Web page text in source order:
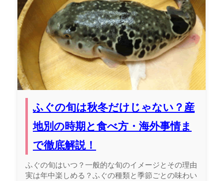
ふぐの旬は秋冬だけじゃない？産
地別の時期と食べ方・海外事情ま
で徹底解説！
ふぐの旬はいつ？一般的な旬のイメージとその理由
実は年中楽しめる？ふぐの種類と季節ごとの味わい